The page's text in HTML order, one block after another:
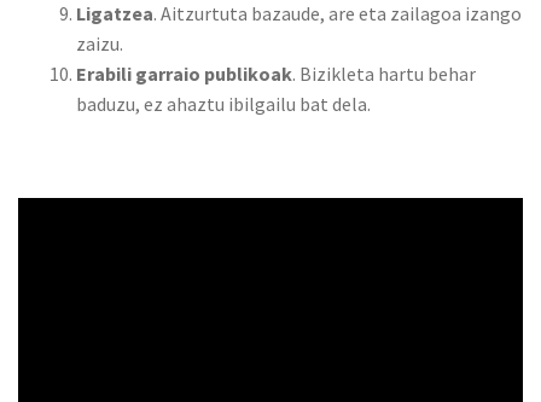
Ligatzea. Aitzurtuta bazaude, are eta zailagoa izango
zaizu.
Erabili garraio publikoak. Bizikleta hartu behar
baduzu, ez ahaztu ibilgailu bat dela.